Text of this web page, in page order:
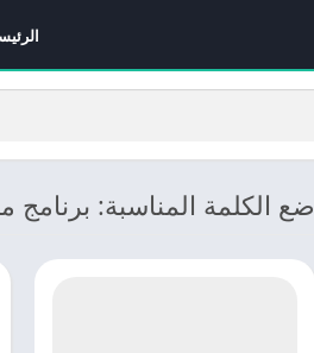
ضع الكلمة المناسبة: برنامج